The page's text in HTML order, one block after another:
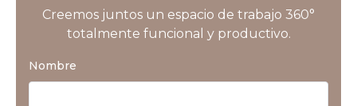
Creemos juntos un espacio de trabajo 360°
totalmente funcional y productivo.
Nombre